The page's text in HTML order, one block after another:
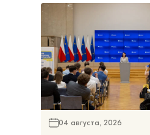
04 августа, 2026